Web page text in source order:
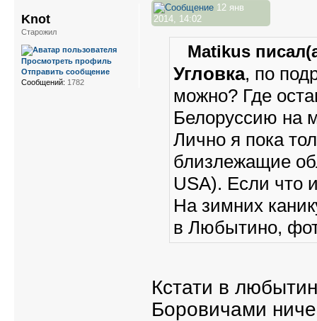
12 янв
2014, 14:02
Matikus
Угловка, по
можно? Где
Белоруссию на
Лично я пока
близлежащие
USA). Если что
На зимних
в Любытино,
Кстати в
Боровичами
Knot
Старожил
Просмотреть профиль
Отправить сообщение
Сообщений: 1782